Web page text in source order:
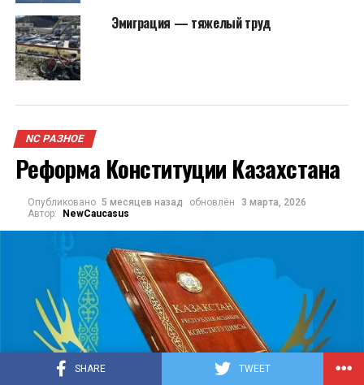
SHARE TWEET
Эмиграция — тяжелый труд
NC РАЗНОЕ
Реформа Конституции Казахстана
Опубликовано 5 месяцев назад обновлён
3 марта, 2026
Автор:
NewCaucasus